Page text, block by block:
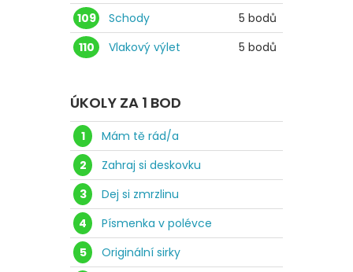
109
Schody
5 bodů
110
Vlakový výlet 5 bodů
ÚKOLY ZA 1 BOD
1
Mám tě rád/a
2
Zahraj si deskovku
3
Dej si zmrzlinu
4
Písmenka v polévce
5
Originální sirky